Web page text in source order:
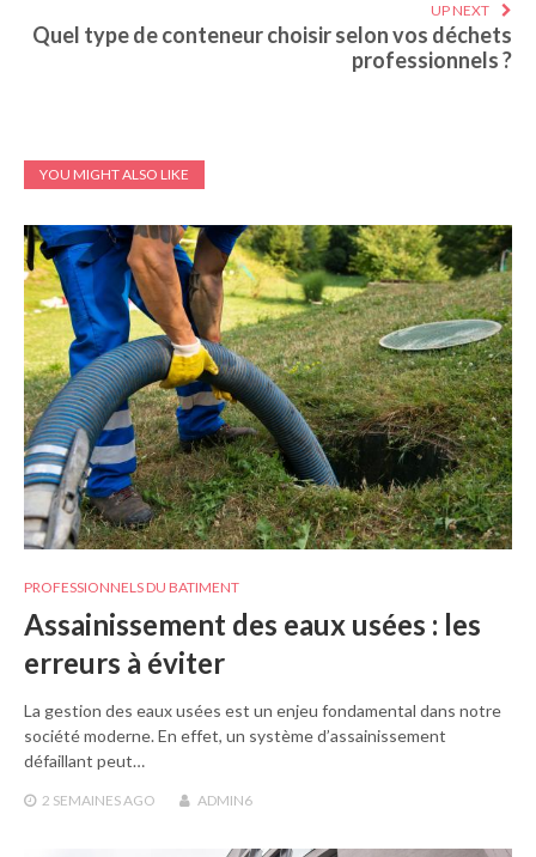
UP NEXT
Quel type de conteneur choisir selon vos déchets
professionnels ?
YOU MIGHT ALSO LIKE
PROFESSIONNELS DU BATIMENT
Assainissement des eaux usées : les
erreurs à éviter
La gestion des eaux usées est un enjeu fondamental dans notre
société moderne. En effet, un système d’assainissement
défaillant peut…
2 SEMAINESAGO ADMIN6